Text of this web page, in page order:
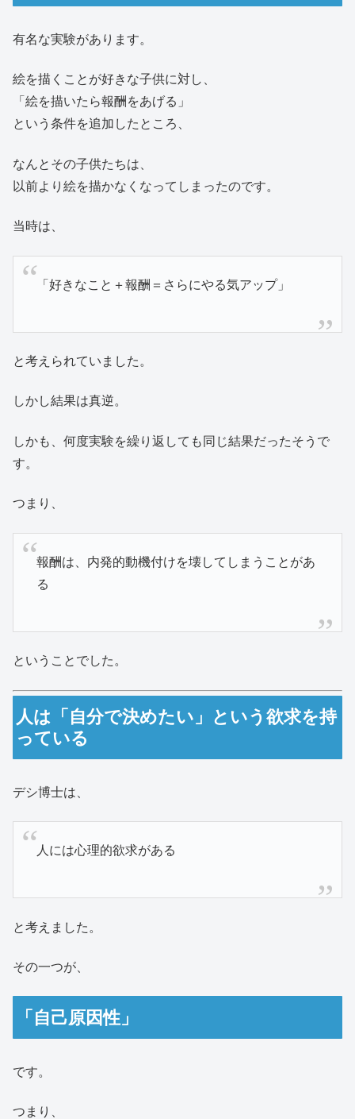
有名な実験があります。
絵を描くことが好きな子供に対し、
「絵を描いたら報酬をあげる」
という条件を追加したところ、
なんとその子供たちは、
以前より絵を描かなくなってしまったのです。
当時は、
「好きなこと＋報酬＝さらにやる気アップ」
と考えられていました。
しかし結果は真逆。
しかも、何度実験を繰り返しても同じ結果だったそうで
す。
つまり、
報酬は、内発的動機付けを壊してしまうことがあ
る
ということでした。
人は「自分で決めたい」という欲求を持
っている
デシ博士は、
人には心理的欲求がある
と考えました。
その一つが、
「自己原因性」
です。
つまり、